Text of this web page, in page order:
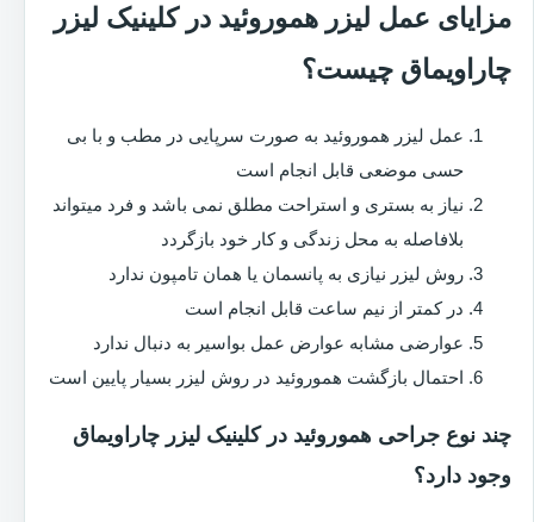
مزایای عمل لیزر هموروئید در کلینیک لیزر
چاراویماق چیست؟
عمل لیزر هموروئید به صورت سرپایی در مطب و با بی
حسی موضعی قابل انجام است
نیاز به بستری و استراحت مطلق نمی باشد و فرد میتواند
بلافاصله به محل زندگی و کار خود بازگردد
روش لیزر نیازی به پانسمان یا همان تامپون ندارد
در کمتر از نیم ساعت قابل انجام است
عوارضی مشابه عوارض عمل بواسیر به دنبال ندارد
احتمال بازگشت هموروئید در روش لیزر بسیار پایین است
چند نوع جراحی هموروئید در کلینیک لیزر چاراویماق
وجود دارد؟